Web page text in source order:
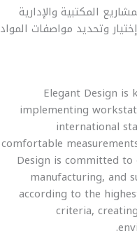
المكتبية والإدارية
وتحديد مواصفات المواد
Elegant Design is
implementing
international
comfortable
Design is committed
manufacturing, and
according to the
criteria,